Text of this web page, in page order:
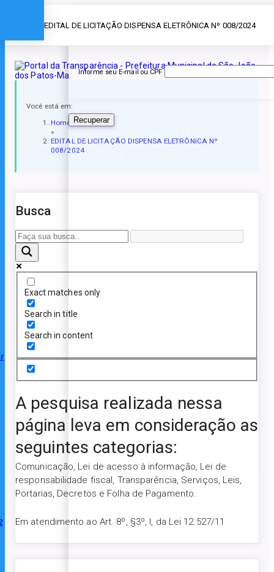
» EDITAL DE LICITAÇÃO DISPENSA ELETRÔNICA Nº 008/2024
Você está em:
Home
»
EDITAL DE LICITAÇÃO DISPENSA ELETRÔNICA Nº
008/2024
Busca
Exact matches only
Search in title
Search in content
A pesquisa realizada nessa
página leva em consideração as
seguintes categorias:
Comunicação, Lei de acesso à informação, Lei de
responsabilidade fiscal, Transparência, Serviços, Leis,
Portarias, Decretos e Folha de Pagamento.
Em atendimento ao Art. 8º, §3º, I, da Lei 12.527/11
Informe seu E-mail ou CPF
Recuperar